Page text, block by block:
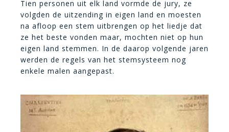
Tien personen uit elk land vormde de jury, ze
volgden de uitzending in eigen land en moesten
na afloop een stem uitbrengen op het liedje dat
ze het beste vonden maar, mochten niet op hun
eigen land stemmen. In de daarop volgende jaren
werden de regels van het stemsysteem nog
enkele malen aangepast.